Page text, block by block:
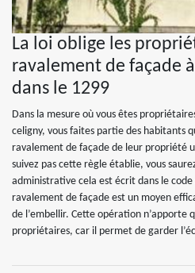
La loi oblige les
ravalement de façade
dans le 1299
Dans la mesure où vous êtes
celigny, vous faites partie des habitants
ravalement de façade de leur propriété
suivez pas cette règle établie, vous
administrative cela est écrit dans le code
ravalement de façade est un moyen
de l’embellir. Cette opération n’apporte
propriétaires, car il permet de garder